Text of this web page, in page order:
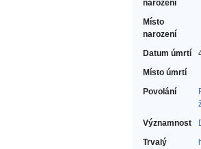
narození
Místo
narození
Datum úmrtí
Místo úmrtí
Povolání
Významnost
Trvalý